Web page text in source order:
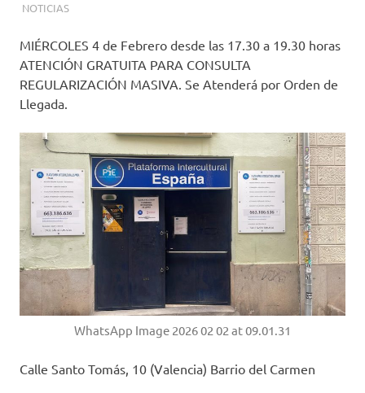
NOTICIAS
MIÉRCOLES 4 de Febrero desde las 17.30 a 19.30 horas
ATENCIÓN GRATUITA PARA CONSULTA
REGULARIZACIÓN MASIVA. Se Atenderá por Orden de
Llegada.
WhatsApp Image 2026 02 02 at 09.01.31
Calle Santo Tomás, 10 (Valencia) Barrio del Carmen